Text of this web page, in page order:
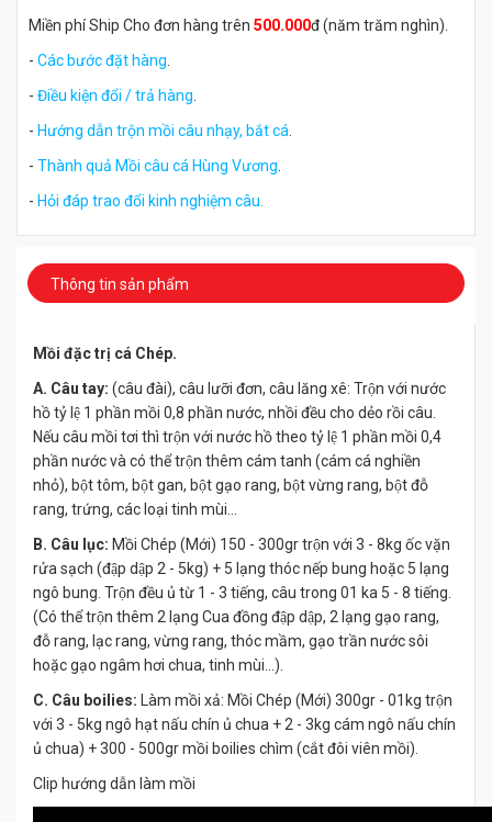
Miền phí Ship Cho đơn hàng trên 500.000đ (năm trăm nghìn).
- Các bước đặt hàng
- Điều kiện đổi / trả hàng
- Hướng dẫn trộn mồi câu nhạy, bắt cá
- Thành quả Mồi câu cá Hùng Vương
- Hỏi đáp trao đổi kinh nghiệm câu.
Thông tin sản phẩm
Mồi đặc trị cá Chép.
A. Câu tay: (câu đài), câu lưỡi đơn, câu lăng xê: Trộn với nước
hồ tỷ lệ 1 phần mồi 0,8 phần nước, nhồi đều cho dẻo rồi câu.
Nếu câu mồi tơi thì trộn với nước hồ theo tỷ lệ 1 phần mồi 0,4
phần nước và có thể trộn thêm cám tanh (cám cá nghiền
nhỏ), bột tôm, bột gan, bột gạo rang, bột vừng rang, bột đỗ
rang, trứng, các loại tinh mùi…
B. Câu lục: Mồi Chép (Mới) 150 - 300gr trộn với 3 - 8kg ốc vặn
rửa sạch (đập dập 2 - 5kg) + 5 lạng thóc nếp bung hoặc 5 lạng
ngô bung. Trộn đều ủ từ 1 - 3 tiếng, câu trong 01 ka 5 - 8 tiếng.
(Có thể trộn thêm 2 lạng Cua đồng đập dập, 2 lạng gạo rang,
đỗ rang, lạc rang, vừng rang, thóc mầm, gạo trần nước sôi
hoặc gạo ngâm hơi chua, tinh mùi…).
C. Câu boilies: Làm mồi xả: Mồi Chép (Mới) 300gr - 01kg trộn
với 3 - 5kg ngô hạt nấu chín ủ chua + 2 - 3kg cám ngô nấu chín
ủ chua) + 300 - 500gr mồi boilies chìm (cắt đôi viên mồi).
Clip hướng dẫn làm mồi